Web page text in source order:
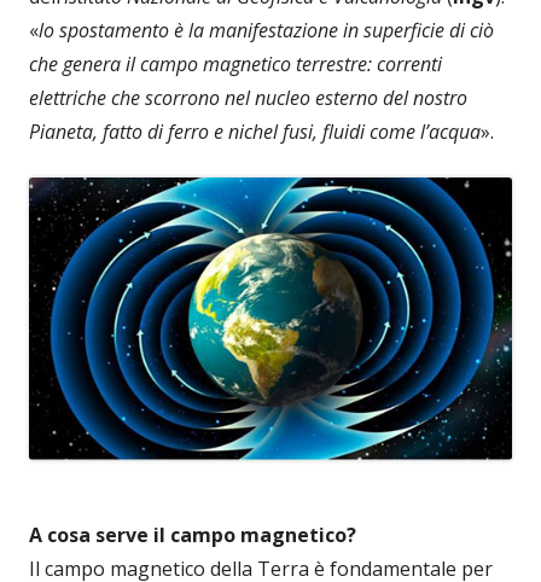
«lo spostamento è la manifestazione in superficie di ciò
che genera il campo magnetico terrestre: correnti
elettriche che scorrono nel nucleo esterno del nostro
Pianeta, fatto di ferro e nichel fusi, fluidi come l’acqua».
A cosa serve il campo magnetico?
Il campo magnetico della Terra è fondamentale per